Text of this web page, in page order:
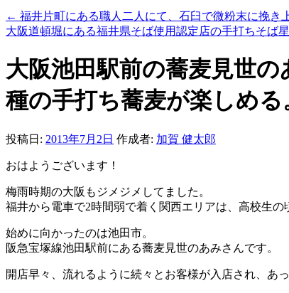
← 福井片町にある職人二人にて、石臼で微粉末に挽き
大阪道頓堀にある福井県そば使用認定店の手打ちそば
大阪池田駅前の蕎麦見世
種の手打ち蕎麦が楽しめる
投稿日: 2013年7月2日 作成者: 加賀 健太郎
おはようございます！
梅雨時期の大阪もジメジメしてました。
福井から電車で2時間弱で着く関西エリアは、高校生
始めに向かったのは池田市。
阪急宝塚線池田駅前にある蕎麦見世のあみさんです。
開店早々、流れるように続々とお客様が入店され、あ